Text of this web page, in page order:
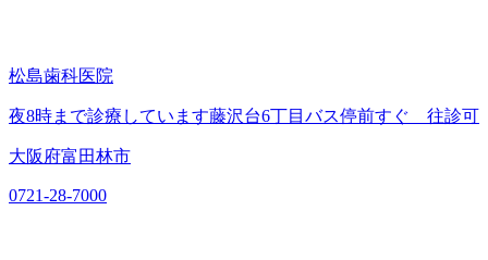
松島歯科医院
夜8時まで診療しています藤沢台6丁目バス停前すぐ 往診可
大阪府富田林市
0721-28-7000